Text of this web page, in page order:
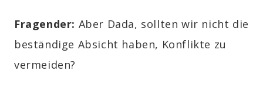
Fragender: Aber Dada, sollten wir nicht die
beständige Absicht haben, Konflikte zu
vermeiden?